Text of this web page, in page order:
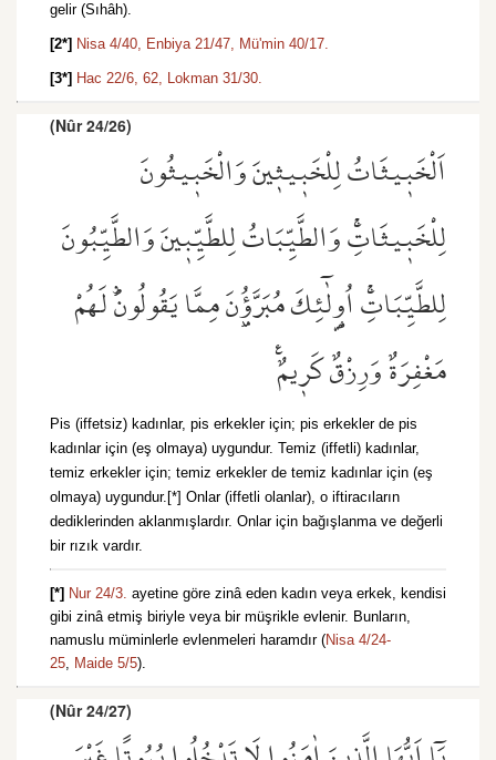
gelir (Sıhâh).
[2*] Nisa 4/40, Enbiya 21/47, Mü'min 40/17.
[3*] Hac 22/6, 62, Lokman 31/30.
(Nûr 24/26)
اَلْخَب۪يثَاتُ لِلْخَب۪يث۪ينَ وَالْخَب۪يثُونَ
لِلْخَب۪يثَاتِۚ وَالطَّيِّبَاتُ لِلطَّيِّب۪ينَ وَالطَّيِّبُونَ
لِلطَّيِّبَاتِۚ اُو۬لٰٓئِكَ مُبَرَّؤُ۫نَ مِمَّا يَقُولُونَۜ لَهُمْ
مَغْفِرَةٌ وَرِزْقٌ كَر۪يمٌ۟
Pis (iffetsiz) kadınlar, pis erkekler için; pis erkekler de pis
kadınlar için (eş olmaya) uygundur. Temiz (iffetli) kadınlar,
temiz erkekler için; temiz erkekler de temiz kadınlar için (eş
olmaya) uygundur.[*] Onlar (iffetli olanlar), o iftiracıların
dediklerinden aklanmışlardır. Onlar için bağışlanma ve değerli
bir rızık vardır.
[*] Nur 24/3. ayetine göre zinâ eden kadın veya erkek, kendisi
gibi zinâ etmiş biriyle veya bir müşrikle evlenir. Bunların,
namuslu müminlerle evlenmeleri haramdır (Nisa 4/24-
25, Maide 5/5).
(Nûr 24/27)